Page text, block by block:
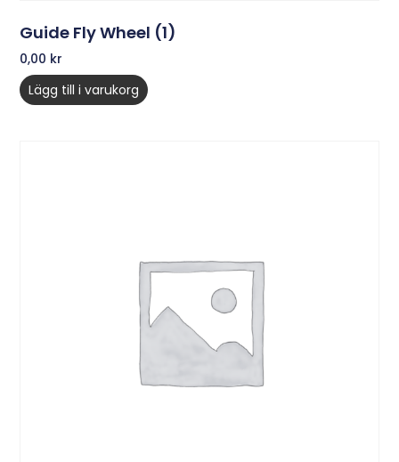
Guide Fly Wheel (1)
0,00 kr
Lägg till i varukorg